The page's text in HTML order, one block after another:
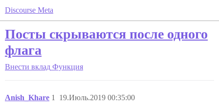
Discourse Meta
Посты скрываются после одного
флага
Внести вклад Функция
Anish_Khare 19.Июль.2019 00:35:00
1